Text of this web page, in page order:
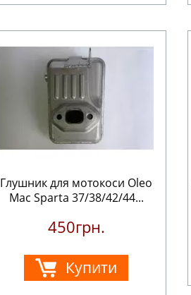
Глушник для мотокоси Oleo
Mac Sparta 37/38/42/44...
450грн.
Купити